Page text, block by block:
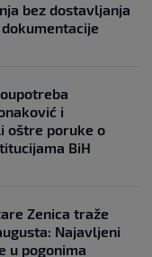
bez dostavljanja
i
oštre poruke o
BiH
Zenica traže
Najavljeni
u pogonima